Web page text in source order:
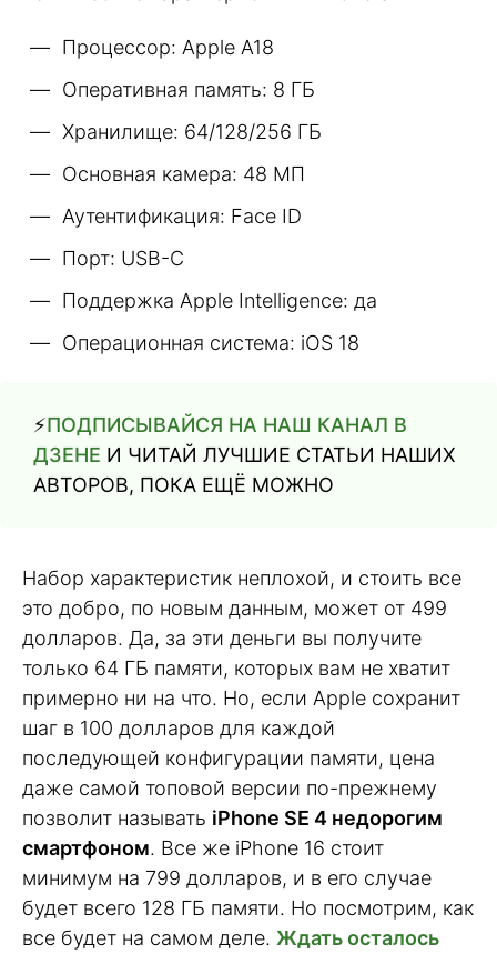
Процессор: Apple A18
Оперативная память: 8 ГБ
Хранилище: 64/128/256 ГБ
Основная камера: 48 МП
Аутентификация: Face ID
Порт: USB-C
Поддержка Apple Intelligence: да
Операционная система: iOS 18
⚡️ПОДПИСЫВАЙСЯ НА НАШ КАНАЛ В
ДЗЕНЕ И ЧИТАЙ ЛУЧШИЕ СТАТЬИ НАШИХ
АВТОРОВ, ПОКА ЕЩЁ МОЖНО
Набор характеристик неплохой, и стоить все
это добро, по новым данным, может от 499
долларов. Да, за эти деньги вы получите
только 64 ГБ памяти, которых вам не хватит
примерно ни на что. Но, если Apple сохранит
шаг в 100 долларов для каждой
последующей конфигурации памяти, цена
даже самой топовой версии по-прежнему
позволит называть iPhone SE 4 недорогим
смартфоном. Все же iPhone 16 стоит
минимум на 799 долларов, и в его случае
будет всего 128 ГБ памяти. Но посмотрим, как
все будет на самом деле. Ждать осталось